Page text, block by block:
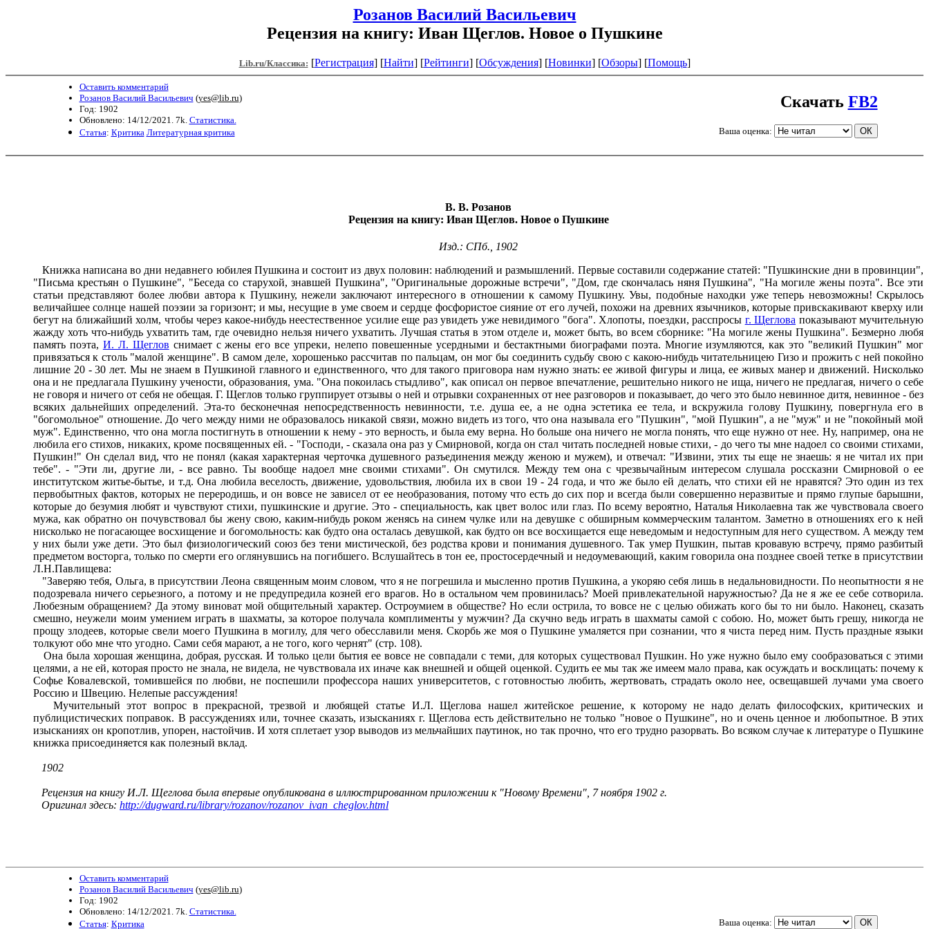
Розанов Василий Васильевич
Рецензия на книгу: Иван Щеглов. Новое о Пушкине
Lib.ru/Классика: [Регистрация] [Найти] [Рейтинги] [Обсуждения] [Новинки] [Обзоры] [Помощь]
Оставить комментарий
Розанов Василий Васильевич (yes@lib.ru)
Год: 1902
Обновлено: 14/12/2021. 7k. Статистика.
Статья: Критика Литературная критика
Скачать FB2
Ваша оценка:
В. В. Розанов
Рецензия на книгу: Иван Щеглов. Новое о Пушкине
Изд.: СПб., 1902
Книжка написана во дни недавнего юбилея Пушкина и состоит из двух половин: наблюдений и размышлений. Первые составили содержание статей: "Пушкинские дни в провинции",
"Письма крестьян о Пушкине", "Беседа со старухой, знавшей Пушкина", "Оригинальные дорожные встречи", "Дом, где скончалась няня Пушкина", "На могиле жены поэта". Все эти
статьи представляют более любви автора к Пушкину, нежели заключают интересного в отношении к самому Пушкину. Увы, подобные находки уже теперь невозможны! Скрылось
величайшее солнце нашей поэзии за горизонт; и мы, несущие в уме своем и сердце фосфористое сияние от его лучей, похожи на древних язычников, которые привскакивают кверху или
бегут на ближайший холм, чтобы через какое-нибудь неестественное усилие еще раз увидеть уже невидимого "бога". Хлопоты, поездки, расспросы г. Щеглова показывают мучительную
жажду хоть что-нибудь ухватить там, где очевидно нельзя ничего ухватить. Лучшая статья в этом отделе и, может быть, во всем сборнике: "На могиле жены Пушкина". Безмерно любя
память поэта, И. Л. Щеглов снимает с жены его все упреки, нелепо повешенные усердными и бестактными биографами поэта. Многие изумляются, как это "великий Пушкин" мог
привязаться к столь "малой женщине". В самом деле, хорошенько рассчитав по пальцам, он мог бы соединить судьбу свою с какою-нибудь читательницею Гизо и прожить с ней покойно
лишние 20 - 30 лет. Мы не знаем в Пушкиной главного и единственного, что для такого приговора нам нужно знать: ее живой фигуры и лица, ее живых манер и движений. Нисколько
она и не предлагала Пушкину учености, образования, ума. "Она покоилась стыдливо", как описал он первое впечатление, решительно никого не ища, ничего не предлагая, ничего о себе
не говоря и ничего от себя не обещая. Г. Щеглов только группирует отзывы о ней и отрывки сохраненных от нее разговоров и показывает, до чего это было невинное дитя, невинное - без
всяких дальнейших определений. Эта-то бесконечная непосредственность невинности, т.е. душа ее, а не одна эстетика ее тела, и вскружила голову Пушкину, повергнула его в
"богомольное" отношение. До чего между ними не образовалось никакой связи, можно видеть из того, что она называла его "Пушкин", "мой Пушкин", а не "муж" и не "покойный мой
муж". Единственно, что она могла постигнуть в отношении к нему - это верность, и была ему верна. Но больше она ничего не могла понять, что еще нужно от нее. Ну, например, она не
любила его стихов, никаких, кроме посвященных ей. - "Господи, - сказала она раз у Смирновой, когда он стал читать последней новые стихи, - до чего ты мне надоел со своими стихами,
Пушкин!" Он сделал вид, что не понял (какая характерная черточка душевного разъединения между женою и мужем), и отвечал: "Извини, этих ты еще не знаешь: я не читал их при
тебе". - "Эти ли, другие ли, - все равно. Ты вообще надоел мне своими стихами". Он смутился. Между тем она с чрезвычайным интересом слушала россказни Смирновой о ее
институтском житье-бытье, и т.д. Она любила веселость, движение, удовольствия, любила их в свои 19 - 24 года, и что же было ей делать, что стихи ей не нравятся? Это один из тех
первобытных фактов, которых не переродишь, и он вовсе не зависел от ее необразования, потому что есть до сих пор и всегда были совершенно неразвитые и прямо глупые барышни,
которые до безумия любят и чувствуют стихи, пушкинские и другие. Это - специальность, как цвет волос или глаз. По всему вероятно, Наталья Николаевна так же чувствовала своего
мужа, как обратно он почувствовал бы жену свою, каким-нибудь роком женясь на синем чулке или на девушке с обширным коммерческим талантом. Заметно в отношениях его к ней
нисколько не погасающее восхищение и богомольность: как будто она осталась девушкой, как будто он все восхищается еще неведомым и недоступным для него существом. А между тем
у них были уже дети. Это был физиологический союз без тени мистической, без родства крови и понимания душевного. Так умер Пушкин, пытав кровавую встречу, прямо разбитый
предметом восторга, только по смерти его оглянувшись на погибшего. Вслушайтесь в тон ее, простосердечный и недоумевающий, каким говорила она позднее своей тетке в присутствии
Л.Н.Павлищева:
"Заверяю тебя, Ольга, в присутствии Леона священным моим словом, что я не погрешила и мысленно против Пушкина, а укоряю себя лишь в недальновидности. По неопытности я не
подозревала ничего серьезного, а потому и не предупредила козней его врагов. Но в остальном чем провинилась? Моей привлекательной наружностью? Да не я же ее себе сотворила.
Любезным обращением? Да этому виноват мой общительный характер. Остроумием в обществе? Но если острила, то вовсе не с целью обижать кого бы то ни было. Наконец, сказать
смешно, неужели моим умением играть в шахматы, за которое получала комплименты у мужчин? Да скучно ведь играть в шахматы самой с собою. Но, может быть грешу, никогда не
прощу злодеев, которые свели моего Пушкина в могилу, для чего обесславили меня. Скорбь же моя о Пушкине умаляется при сознании, что я чиста перед ним. Пусть праздные языки
толкуют обо мне что угодно. Сами себя марают, а не того, кого чернят" (стр. 108).
Она была хорошая женщина, добрая, русская. И только цели бытия ее вовсе не совпадали с теми, для которых существовал Пушкин. Но уже нужно было ему сообразоваться с этими
целями, а не ей, которая просто не знала, не видела, не чувствовала их иначе как внешней и общей оценкой. Судить ее мы так же имеем мало права, как осуждать и восклицать: почему к
Софье Ковалевской, томившейся по любви, не поспешили профессора наших университетов, с готовностью любить, жертвовать, страдать около нее, освещавшей лучами ума своего
Россию и Швецию. Нелепые рассуждения!
Мучительный этот вопрос в прекрасной, трезвой и любящей статье И.Л. Щеглова нашел житейское решение, к которому не надо делать философских, критических и
публицистических поправок. В рассуждениях или, точнее сказать, изысканиях г. Щеглова есть действительно не только "новое о Пушкине", но и очень ценное и любопытное. В этих
изысканиях он кропотлив, упорен, настойчив. И хотя сплетает узор выводов из мельчайших паутинок, но так прочно, что его трудно разорвать. Во всяком случае к литературе о Пушкине
книжка присоединяется как полезный вклад.
1902
Рецензия на книгу И.Л. Щеглова была впервые опубликована в иллюстрированном приложении к "Новому Времени", 7 ноября 1902 г.
Оригинал здесь: http://dugward.ru/library/rozanov/rozanov_ivan_cheglov.html
Оставить комментарий
Розанов Василий Васильевич (yes@lib.ru)
Год: 1902
Обновлено: 14/12/2021. 7k. Статистика.
Статья: Критика Ваша оценка: